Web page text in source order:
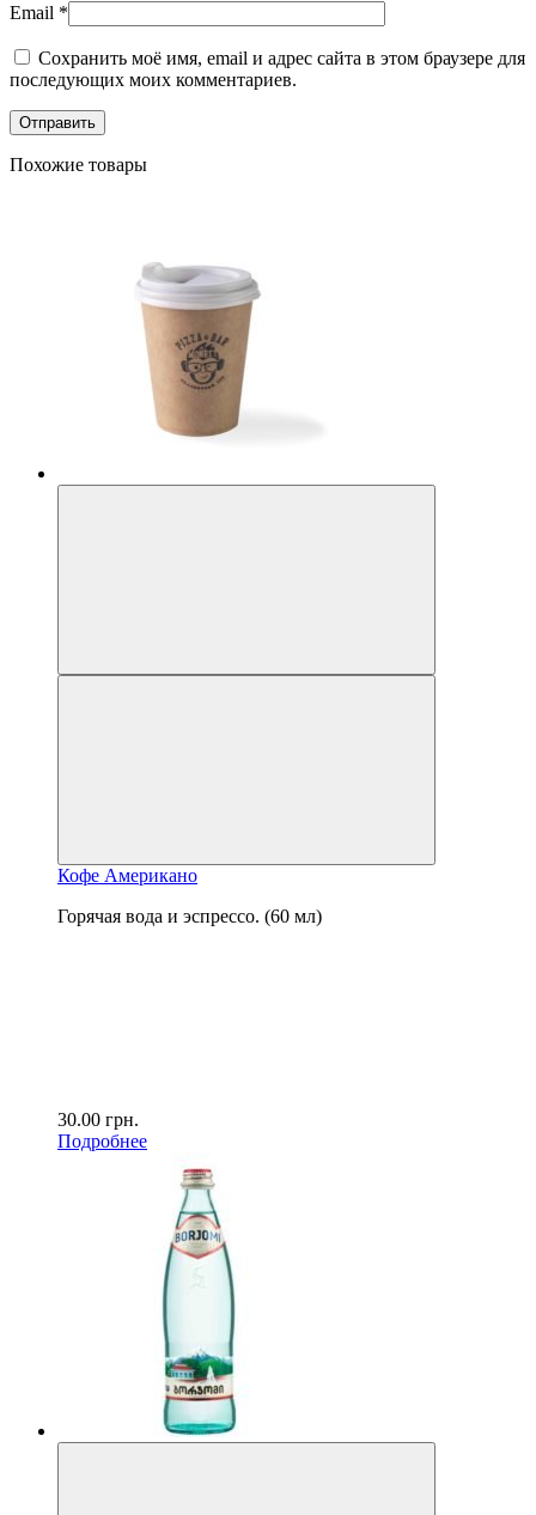
Email *
Сохранить моё имя, email и адрес сайта в этом браузере для
последующих моих комментариев.
Похожие товары
Кофе Американо
Горячая вода и эспрессо. (60 мл)
30.00 грн.
Подробнее